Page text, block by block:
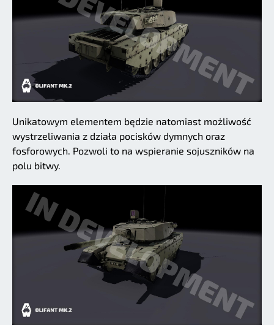
Unikatowym elementem będzie natomiast możliwość
wystrzeliwania z działa pocisków dymnych oraz
fosforowych. Pozwoli to na wspieranie sojuszników na
polu bitwy.